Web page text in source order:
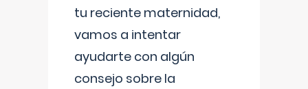
tu reciente maternidad,
vamos a intentar
ayudarte con algún
consejo sobre la